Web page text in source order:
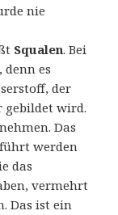
nie
Squalen. Bei
es
der
gebildet wird.
Das
werden
das
vermehrt
Das ist ein